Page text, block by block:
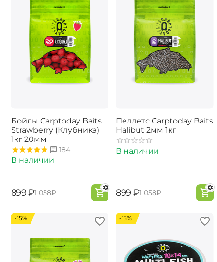
Бойлы Carptoday Baits
Strawberry (Клубника)
1кг 20мм
184
В наличии
‍899‍ ₽‍1 058‍₽
Пеллетс Carptoday Baits
Halibut 2мм 1кг
В наличии
‍899‍ ₽‍1 058‍₽
-15% -15%